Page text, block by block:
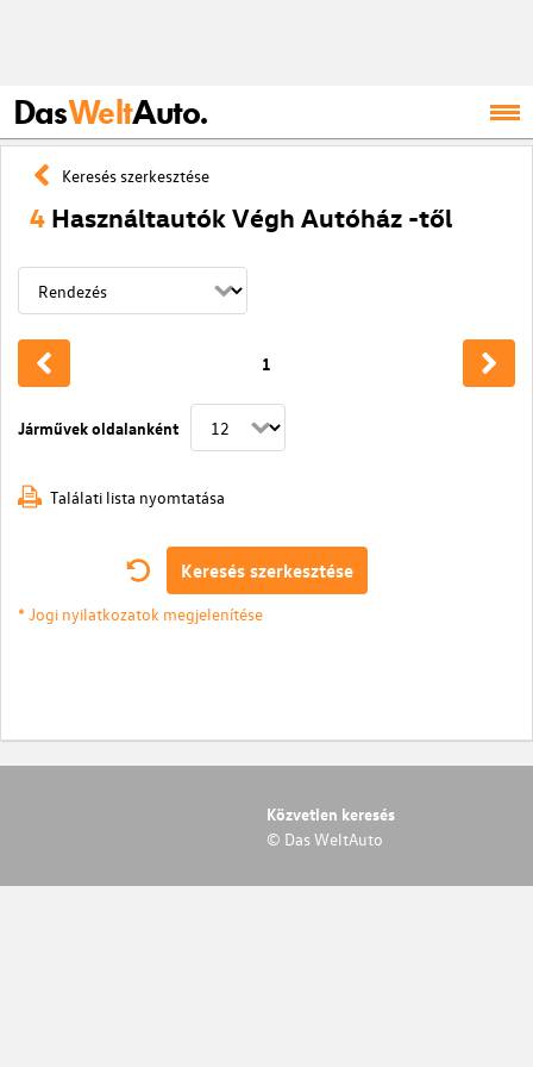
DasWeltAuto.
Keresés szerkesztése
4 Használtautók Végh Autóház -től
Járművek oldalanként
1
Találati lista nyomtatása
Keresés szerkesztése
* Jogi nyilatkozatok megjelenítése
Közvetlen keresés
© Das WeltAuto